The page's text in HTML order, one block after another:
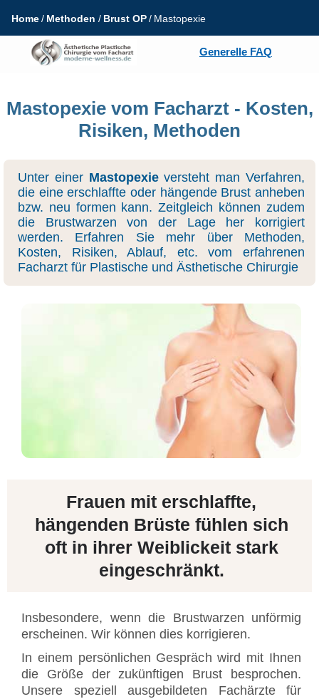
Generelle FAQ
Home Methoden Brust OP Mastopexie
Mastopexie vom Facharzt - Kosten,
Risiken, Methoden
Unter einer Mastopexieversteht man Verfahren,
die eine erschlaffte oder hängende Brust anheben
bzw. neu formen kann. Zeitgleich können zudem
die Brustwarzen von der Lage her korrigiert
werden. Erfahren Sie mehr über Methoden,
Kosten, Risiken, Ablauf, etc. vom erfahrenen
Facharzt für Plastische und Ästhetische Chirurgie
Frauen mit erschlaffte,
hängenden Brüste fühlen sich
oft in ihrer Weiblickeit stark
eingeschränkt.
Insbesondere, wenn die Brustwarzen unförmig
erscheinen. Wir können dies korrigieren.
In einem persönlichen Gespräch wird mit Ihnen
die Größe der zukünftigen Brust besprochen.
Unsere speziell ausgebildeten Fachärzte für